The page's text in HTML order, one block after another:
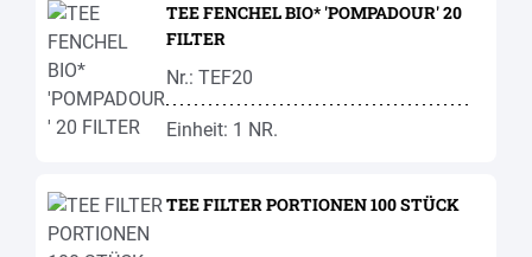
TEE FENCHEL BIO* 'POMPADOUR' 20
FILTER
Nr.: TEF20
Einheit: 1 NR.
TEE FILTER PORTIONEN 100 STÜCK